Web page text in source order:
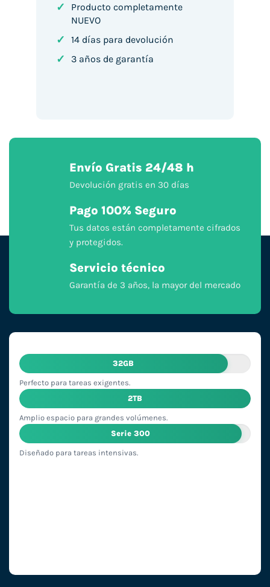
✓
Producto completamente
NUEVO
✓ 14 días para devolución
✓ 3 años de garantía
Envío Gratis 24/48 h
Devolución gratis en 30 días
Pago 100% Seguro
Tus datos están completamente cifrados
y protegidos.
Servicio técnico
Garantía de 3 años, la mayor del mercado
32GB
Perfecto para tareas exigentes.
2TB
Amplio espacio para grandes volúmenes.
Serie 300
Diseñado para tareas intensivas.